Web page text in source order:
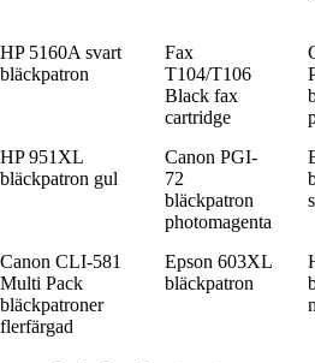
HP 5160A svart
bläckpatron
Fax
T104/T106
Black fax
cartridge
HP 951XL
bläckpatron gul
Canon PGI-
72
bläckpatron
photomagenta
Canon CLI-581
Multi Pack
bläckpatroner
flerfärgad
Epson 603XL
bläckpatron